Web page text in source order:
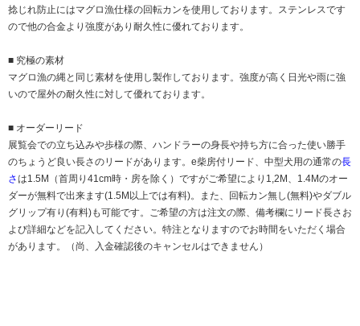
捻じれ防止にはマグロ漁仕様の回転カンを使用しております。ステンレスです
ので他の合金より強度があり耐久性に優れております。
■ 究極の素材
マグロ漁の縄と同じ素材を使用し製作しております。強度が高く日光や雨に強
いので屋外の耐久性に対して優れております。
■ オーダーリード
展覧会での立ち込みや歩様の際、ハンドラーの身長や持ち方に合った使い勝手
のちょうど良い長さのリードがあります。e柴房付リード、中型犬用の通常の長
さは1.5M（首周り41cm時・房を除く）ですがご希望により1,2M、1.4Mのオー
ダーが無料で出来ます(1.5M以上では有料)。また、回転カン無し(無料)やダブル
グリップ有り(有料)も可能です。ご希望の方は注文の際、備考欄にリード長さお
よび詳細などを記入してください。特注となりますのでお時間をいただく場合
があります。（尚、入金確認後のキャンセルはできません）